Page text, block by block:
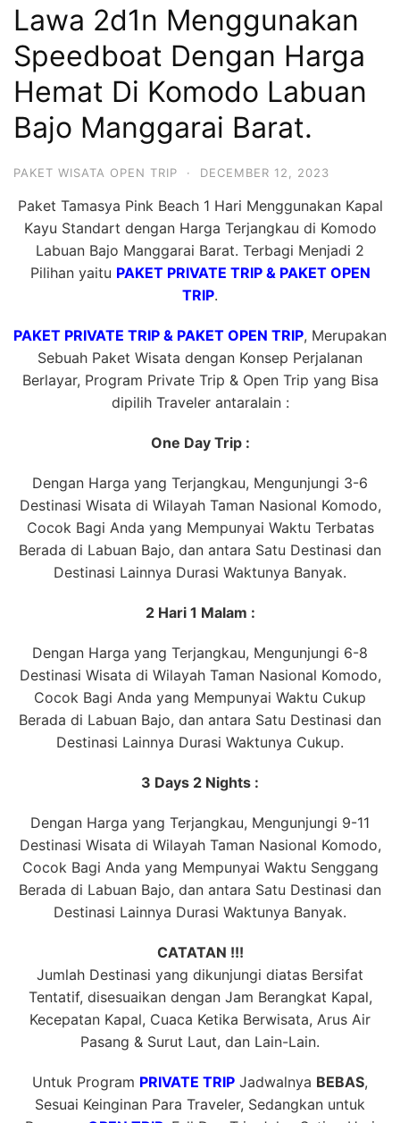
Hari
2
Malam,
2
Hari
Malam
Hari
Penuh
Lawa 2d1n Menggunakan
Speedboat Dengan Harga
Hemat Di Komodo Labuan
Bajo Manggarai Barat.
PAKET WISATA OPEN TRIP · DECEMBER 12, 2023
Paket Tamasya Pink Beach 1 Hari Menggunakan Kapal
Kayu Standart dengan Harga Terjangkau di Komodo
Labuan Bajo Manggarai Barat. Terbagi Menjadi 2
Pilihan yaitu PAKET PRIVATE TRIP & PAKET OPEN
TRIP.
PAKET PRIVATE TRIP & PAKET OPEN TRIP, Merupakan
Sebuah Paket Wisata dengan Konsep Perjalanan
Berlayar, Program Private Trip & Open Trip yang Bisa
dipilih Traveler antaralain :
One Day Trip :
Dengan Harga yang Terjangkau, Mengunjungi 3-6
Destinasi Wisata di Wilayah Taman Nasional Komodo,
Cocok Bagi Anda yang Mempunyai Waktu Terbatas
Berada di Labuan Bajo, dan antara Satu Destinasi dan
Destinasi Lainnya Durasi Waktunya Banyak.
2 Hari 1 Malam :
Dengan Harga yang Terjangkau, Mengunjungi 6-8
Destinasi Wisata di Wilayah Taman Nasional Komodo,
Cocok Bagi Anda yang Mempunyai Waktu Cukup
Berada di Labuan Bajo, dan antara Satu Destinasi dan
Destinasi Lainnya Durasi Waktunya Cukup.
3 Days 2 Nights :
Dengan Harga yang Terjangkau, Mengunjungi 9-11
Destinasi Wisata di Wilayah Taman Nasional Komodo,
Cocok Bagi Anda yang Mempunyai Waktu Senggang
Berada di Labuan Bajo, dan antara Satu Destinasi dan
Destinasi Lainnya Durasi Waktunya Banyak.
CATATAN !!!
Jumlah Destinasi yang dikunjungi diatas Bersifat
Tentatif, disesuaikan dengan Jam Berangkat Kapal,
Kecepatan Kapal, Cuaca Ketika Berwisata, Arus Air
Pasang & Surut Laut, dan Lain-Lain.
Untuk Program PRIVATE TRIP Jadwalnya BEBAS,
Sesuai Keinginan Para Traveler, Sedangkan untuk